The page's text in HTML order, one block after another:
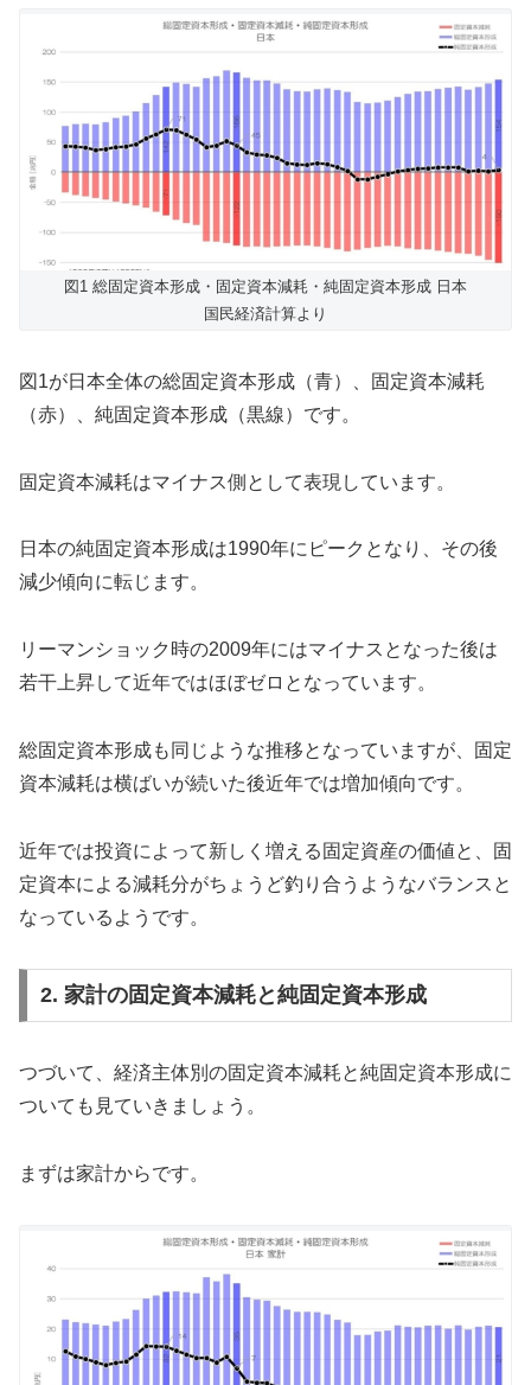
図1 総固定資本形成・固定資本減耗・純固定資本形成 日本
国民経済計算より
図1が日本全体の総固定資本形成（青）、固定資本減耗
（赤）、純固定資本形成（黒線）です。
固定資本減耗はマイナス側として表現しています。
日本の純固定資本形成は1990年にピークとなり、その後
減少傾向に転じます。
リーマンショック時の2009年にはマイナスとなった後は
若干上昇して近年ではほぼゼロとなっています。
総固定資本形成も同じような推移となっていますが、固定
資本減耗は横ばいが続いた後近年では増加傾向です。
近年では投資によって新しく増える固定資産の価値と、固
定資本による減耗分がちょうど釣り合うようなバランスと
なっているようです。
2. 家計の固定資本減耗と純固定資本形成
つづいて、経済主体別の固定資本減耗と純固定資本形成に
ついても見ていきましょう。
まずは家計からです。